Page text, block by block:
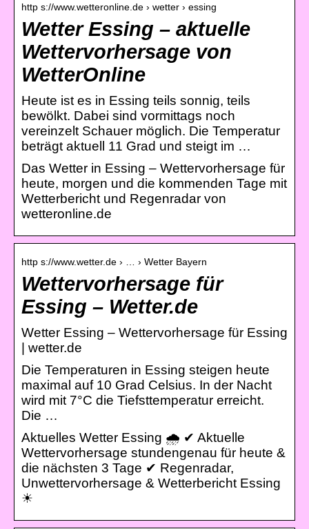
http s://www.wetteronline.de › wetter › essing
Wetter Essing – aktuelle
Wettervorhersage von
WetterOnline
Heute ist es in Essing teils sonnig, teils
bewölkt. Dabei sind vormittags noch
vereinzelt Schauer möglich. Die Temperatur
beträgt aktuell 11 Grad und steigt im …
Das Wetter in Essing – Wettervorhersage für
heute, morgen und die kommenden Tage mit
Wetterbericht und Regenradar von
wetteronline.de
http s://www.wetter.de › … › Wetter Bayern
Wettervorhersage für
Essing – Wetter.de
Wetter Essing – Wettervorhersage für Essing
| wetter.de
Die Temperaturen in Essing steigen heute
maximal auf 10 Grad Celsius. In der Nacht
wird mit 7°C die Tiefsttemperatur erreicht.
Die …
Aktuelles Wetter Essing 🌧️ ✔ Aktuelle
Wettervorhersage stundengenau für heute &
die nächsten 3 Tage ✔ Regenradar,
Unwettervorhersage & Wetterbericht Essing
☀